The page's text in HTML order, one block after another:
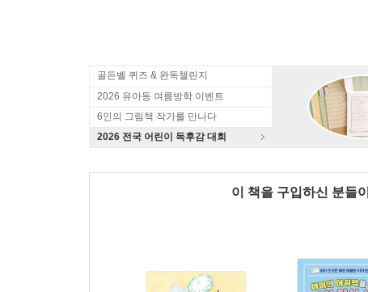
골든벨 퀴즈 & 완독챌린지
2026 유아동 여름방학 이벤트
6인의 그림책 작가를 만나다
2026 전국 어린이 독후감 대회
이 책을 구입하신 분들이